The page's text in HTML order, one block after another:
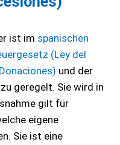
ist im spanischen
(Ley del
und der
geregelt. Sie wird in
gilt für
eigene
Sie ist eine